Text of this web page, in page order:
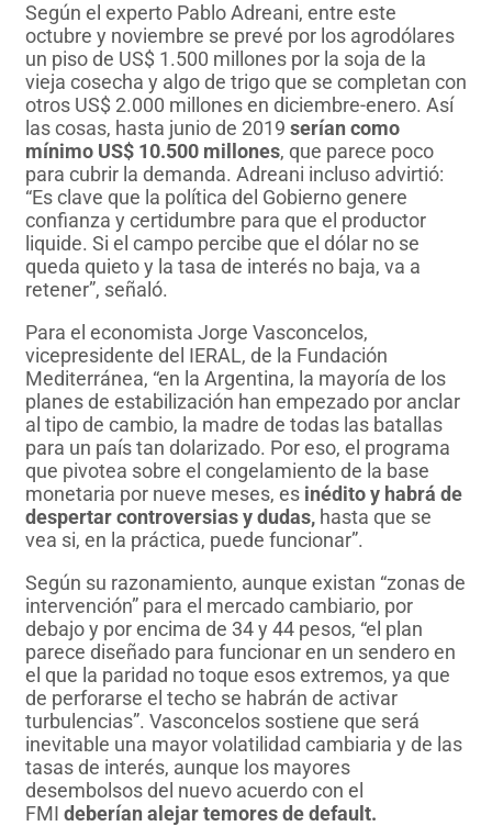
Según el experto Pablo Adreani, entre este
octubre y noviembre se prevé por los agrodólares
un piso de US$ 1.500 millones por la soja de la
vieja cosecha y algo de trigo que se completan con
otros US$ 2.000 millones en diciembre-enero. Así
las cosas, hasta junio de 2019 serían como
mínimo US$ 10.500 millones, que parece poco
para cubrir la demanda. Adreani incluso advirtió:
“Es clave que la política del Gobierno genere
confianza y certidumbre para que el productor
liquide. Si el campo percibe que el dólar no se
queda quieto y la tasa de interés no baja, va a
retener”, señaló.
Para el economista Jorge Vasconcelos,
vicepresidente del IERAL, de la Fundación
Mediterránea, “en la Argentina, la mayoría de los
planes de estabilización han empezado por anclar
al tipo de cambio, la madre de todas las batallas
para un país tan dolarizado. Por eso, el programa
que pivotea sobre el congelamiento de la base
monetaria por nueve meses, es inédito y habrá de
despertar controversias y dudas, hasta que se
vea si, en la práctica, puede funcionar”.
Según su razonamiento, aunque existan “zonas de
intervención” para el mercado cambiario, por
debajo y por encima de 34 y 44 pesos, “el plan
parece diseñado para funcionar en un sendero en
el que la paridad no toque esos extremos, ya que
de perforarse el techo se habrán de activar
turbulencias”. Vasconcelos sostiene que será
inevitable una mayor volatilidad cambiaria y de las
tasas de interés, aunque los mayores
desembolsos del nuevo acuerdo con el
FMI deberían alejar temores de default.